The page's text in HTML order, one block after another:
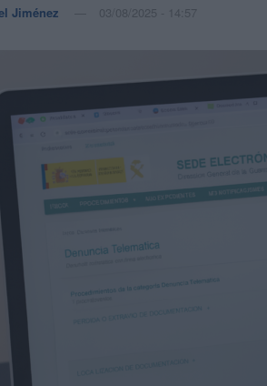
Jiménez 03/08/2025 - 14:57